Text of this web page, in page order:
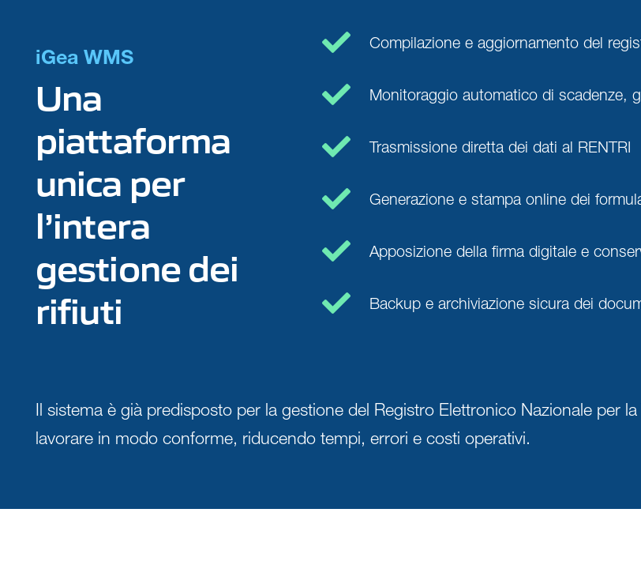
iGea WMS
Una
piattaforma
unica per
l’intera
gestione dei
rifiuti
Compilazione e aggiornamento del
Monitoraggio automatico di scadenze,
Trasmissione diretta dei dati al RENTRI
Generazione e stampa online dei
Apposizione della firma digitale e
Backup e archiviazione sicura dei
Il sistema è già predisposto per la gestione del Registro Elettronico Nazionale per
lavorare in modo conforme, riducendo tempi, errori e costi operativi.